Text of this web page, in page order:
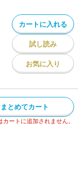
カートに入れる
試し読み
お気に入り
まとめてカート
ートに追加されません。